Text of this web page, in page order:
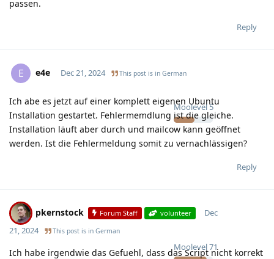
passen.
Reply
E e4e
Moolevel5
Dec 21, 2024 This post is in German
Ich abe es jetzt auf einer komplett eigenen Ubuntu
Installation gestartet. Fehlermemdlung ist die gleiche.
Installation läuft aber durch und mailcow kann geöffnet
werden. Ist die Fehlermeldung somit zu vernachlässigen?
Reply
pkernstock Forum Staff volunteer
Moolevel71
Dec
21, 2024
This post is in German
Ich habe irgendwie das Gefuehl, dass das Script nicht korrekt